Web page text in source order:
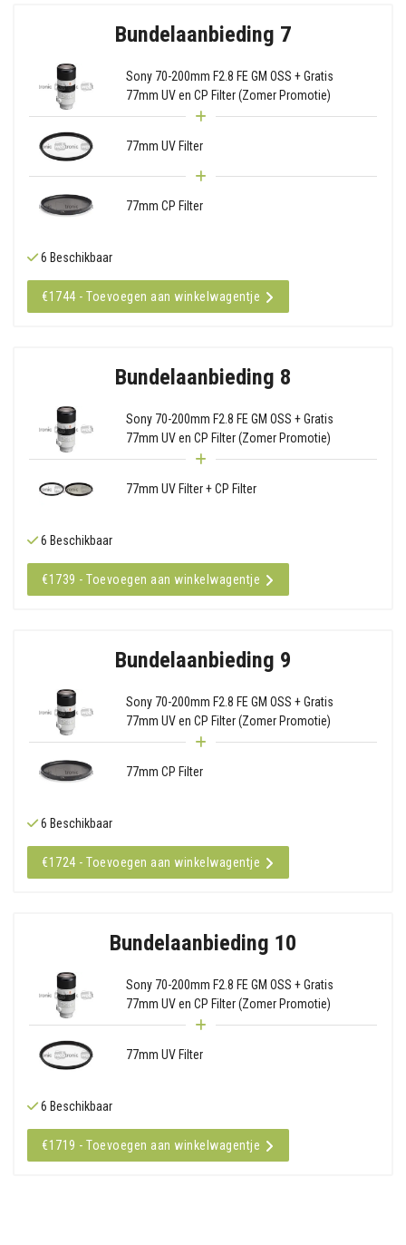
Bundelaanbieding 7
Sony 70-200mm F2.8 FE GM OSS + Gratis
77mm UV en CP Filter (Zomer Promotie)
77mm UV Filter
77mm CP Filter
6 Beschikbaar
€1744 - Toevoegen aan winkelwagentje
Bundelaanbieding 8
Sony 70-200mm F2.8 FE GM OSS + Gratis
77mm UV en CP Filter (Zomer Promotie)
77mm UV Filter + CP Filter
6 Beschikbaar
€1739 - Toevoegen aan winkelwagentje
Bundelaanbieding 9
Sony 70-200mm F2.8 FE GM OSS + Gratis
77mm UV en CP Filter (Zomer Promotie)
77mm CP Filter
6 Beschikbaar
€1724 - Toevoegen aan winkelwagentje
Bundelaanbieding 10
Sony 70-200mm F2.8 FE GM OSS + Gratis
77mm UV en CP Filter (Zomer Promotie)
77mm UV Filter
6 Beschikbaar
€1719 - Toevoegen aan winkelwagentje